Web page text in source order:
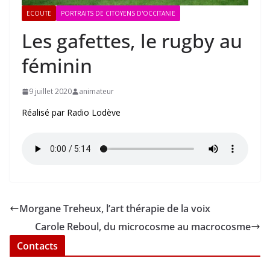
ECOUTE PORTRAITS DE CITOYENS D'OCCITANIE
Les gafettes, le rugby au
féminin
9 juillet 2020 animateur
Réalisé par Radio Lodève
Morgane Treheux, l’art thérapie de la voix
Carole Reboul, du microcosme au macrocosme
Contacts